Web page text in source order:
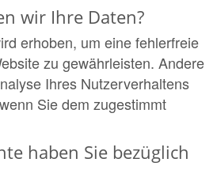
wir Ihre Daten?
erhoben, um eine fehlerfreie
zu gewährleisten. Andere
Ihres Nutzerverhaltens
Sie dem zugestimmt
haben Sie bezüglich